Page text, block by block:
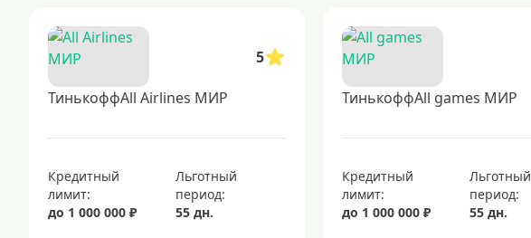
5
ТинькоффAll Airlines МИР
Кредитный
лимит:
до 1 000 000 ₽
Льготный
период:
55 дн.
ТинькоффAll games МИР
Кредитный
лимит:
до 1 000 000 ₽
Льготный
период:
55 дн.